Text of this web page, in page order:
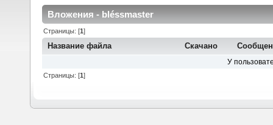
Вложения - bléssmaster
Страницы: [1]
Название файла Скачано
У
Страницы: [1]